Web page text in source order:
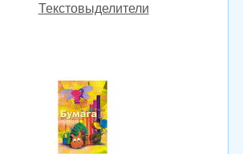
Текстовыделители